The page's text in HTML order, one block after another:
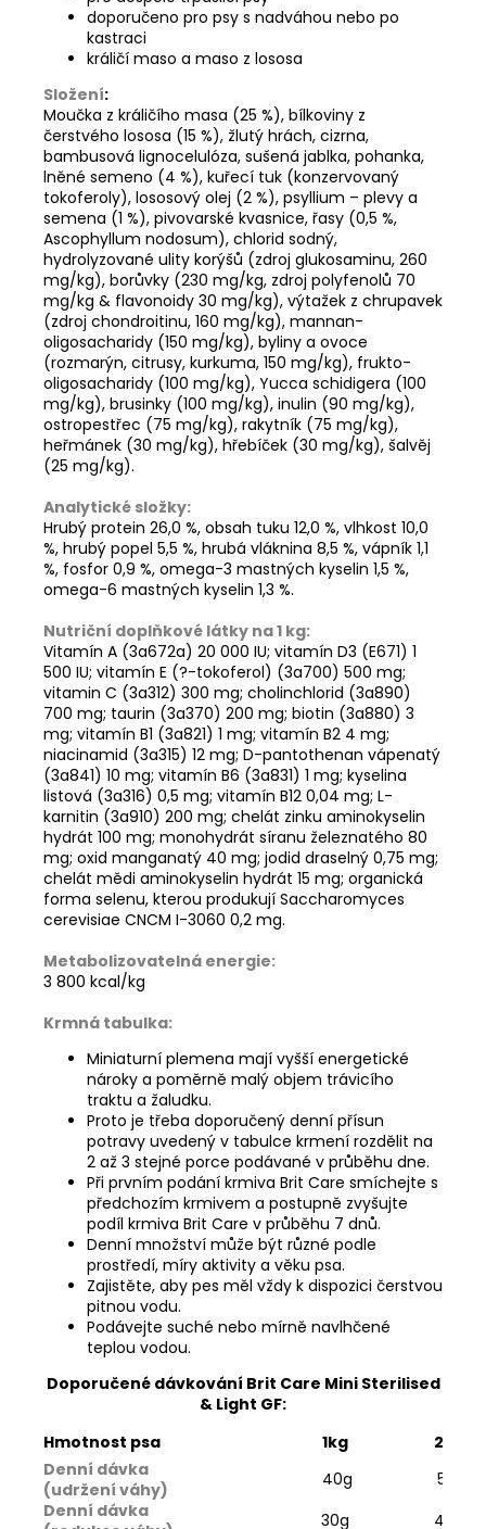
doporučeno pro psy s nadváhou nebo po
kastraci
králičí maso a maso z lososa
Složení:
Moučka z králičího masa (25 %), bílkoviny z
čerstvého lososa (15 %), žlutý hrách, cizrna,
bambusová lignocelulóza, sušená jablka, pohanka,
lněné semeno (4 %), kuřecí tuk (konzervovaný
tokoferoly), lososový olej (2 %), psyllium – plevy a
semena (1 %), pivovarské kvasnice, řasy (0,5 %,
Ascophyllum nodosum), chlorid sodný,
hydrolyzované ulity korýšů (zdroj glukosaminu, 260
mg/kg), borůvky (230 mg/kg, zdroj polyfenolů 70
mg/kg & flavonoidy 30 mg/kg), výtažek z chrupavek
(zdroj chondroitinu, 160 mg/kg), mannan-
oligosacharidy (150 mg/kg), byliny a ovoce
(rozmarýn, citrusy, kurkuma, 150 mg/kg), frukto-
oligosacharidy (100 mg/kg), Yucca schidigera (100
mg/kg), brusinky (100 mg/kg), inulin (90 mg/kg),
ostropestřec (75 mg/kg), rakytník (75 mg/kg),
heřmánek (30 mg/kg), hřebíček (30 mg/kg), šalvěj
(25 mg/kg).
Analytické složky:
Hrubý protein 26,0 %, obsah tuku 12,0 %, vlhkost 10,0
%, hrubý popel 5,5 %, hrubá vláknina 8,5 %, vápník 1,1
%, fosfor 0,9 %, omega-3 mastných kyselin 1,5 %,
omega-6 mastných kyselin 1,3 %.
Nutriční doplňkové látky na 1 kg:
Vitamín A (3a672a) 20 000 IU; vitamín D3 (E671) 1
500 IU; vitamín E (?-tokoferol) (3a700) 500 mg;
vitamin C (3a312) 300 mg; cholinchlorid (3a890)
700 mg; taurin (3a370) 200 mg; biotin (3a880) 3
mg; vitamín B1 (3a821) 1 mg; vitamín B2 4 mg;
niacinamid (3a315) 12 mg; D-pantothenan vápenatý
(3a841) 10 mg; vitamín B6 (3a831) 1 mg; kyselina
listová (3a316) 0,5 mg; vitamín B12 0,04 mg; L-
karnitin (3a910) 200 mg; chelát zinku aminokyselin
hydrát 100 mg; monohydrát síranu železnatého 80
mg; oxid manganatý 40 mg; jodid draselný 0,75 mg;
chelát mědi aminokyselin hydrát 15 mg; organická
forma selenu, kterou produkují Saccharomyces
cerevisiae CNCM I-3060 0,2 mg.
Metabolizovatelná energie:
3 800 kcal/kg
Krmná tabulka:
Miniaturní plemena mají vyšší energetické
nároky a poměrně malý objem trávicího
traktu a žaludku.
Proto je třeba doporučený denní přísun
potravy uvedený v tabulce krmení rozdělit na
2 až 3 stejné porce podávané v průběhu dne.
Při prvním podání krmiva Brit Care smíchejte s
předchozím krmivem a postupně zvyšujte
podíl krmiva Brit Care v průběhu 7 dnů.
Denní množství může být různé podle
prostředí, míry aktivity a věku psa.
Zajistěte, aby pes měl vždy k dispozici čerstvou
pitnou vodu.
Podávejte suché nebo mírně navlhčené
teplou vodou.
Doporučené dávkování Brit Care Mini Sterilised
& Light GF:
Hmotnost psa
1kg
2kg
Denní dávka
(udržení váhy)
40g
50g
Denní dávka
30g 40g